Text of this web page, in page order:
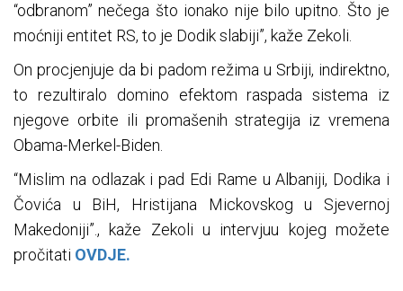
“odbranom” nečega što ionako nije bilo upitno. Što je
moćniji entitet RS, to je Dodik slabiji”, kaže Zekoli.
On procjenjuje da bi padom režima u Srbiji, indirektno,
to rezultiralo domino efektom raspada sistema iz
njegove orbite ili promašenih strategija iz vremena
Obama-Merkel-Biden.
“Mislim na odlazak i pad Edi Rame u Albaniji, Dodika i
Čovića u BiH, Hristijana Mickovskog u Sjevernoj
Makedoniji”., kaže Zekoli u intervjuu kojeg možete
pročitati OVDJE.